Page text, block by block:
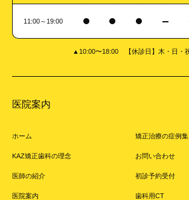
11:00～19:00
▲10:00〜18:00 【休診日】木・日・
医院案内
ホーム
KAZ矯正歯科の理念
医師の紹介
医院案内
矯正治療の症例集
お問い合わせ
初診予約受付
歯科用CT